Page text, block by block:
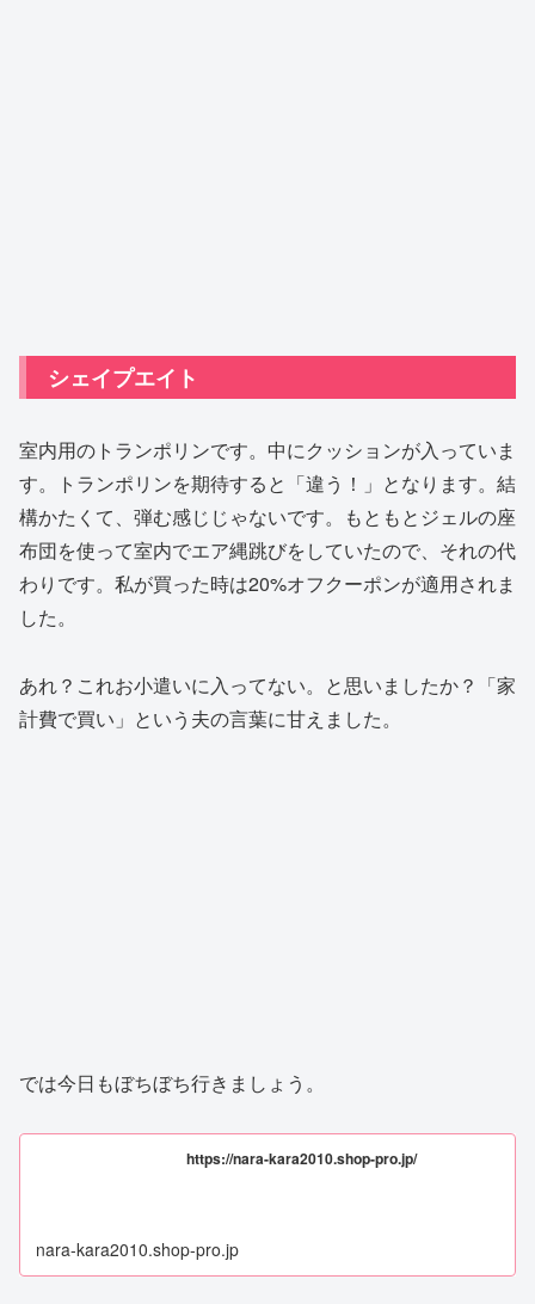
シェイプエイト
室内用のトランポリンです。中にクッションが入っていま
す。トランポリンを期待すると「違う！」となります。結
構かたくて、弾む感じじゃないです。もともとジェルの座
布団を使って室内でエア縄跳びをしていたので、それの代
わりです。私が買った時は20%オフクーポンが適用されま
した。
あれ？これお小遣いに入ってない。と思いましたか？「家
計費で買い」という夫の言葉に甘えました。
では今日もぼちぼち行きましょう。
https://nara-kara2010.shop-pro.jp/
nara-kara2010.shop-pro.jp